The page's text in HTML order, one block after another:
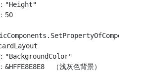
"Height"
50
"BackgroundColor"
&HFFE8E8E8  （浅灰色背景）